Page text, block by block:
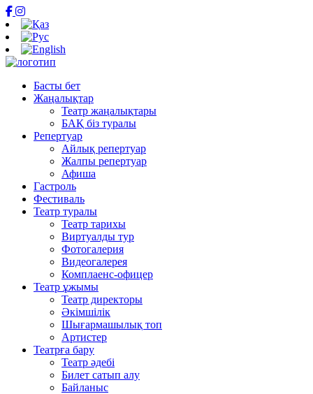
Басты бет
Жаңалықтар
Театр жаңалықтары
БАҚ біз туралы
Репертуар
Айлық репертуар
Жалпы репертуар
Афиша
Гастроль
Фестиваль
Театр туралы
Театр тарихы
Виртуалды тур
Фотогалерия
Видеогалерея
Комплаенс-офицер
Театр ұжымы
Театр директоры
Әкімшілік
Шығармашылық топ
Артистер
Театрға бару
Театр әдебі
Билет сатып алу
Байланыс